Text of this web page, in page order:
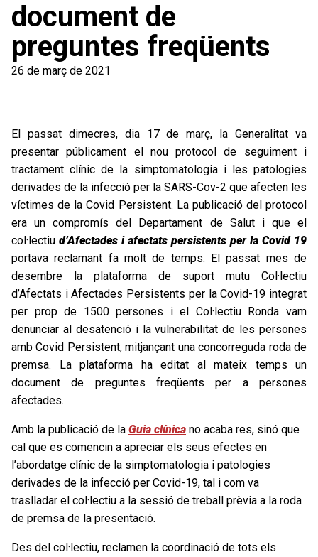
document de
preguntes freqüents
26 de març de 2021
El passat dimecres, dia 17 de març, la Generalitat va
presentar públicament el nou protocol de seguiment i
tractament clínic de la simptomatologia i les patologies
derivades de la infecció per la SARS-Cov-2 que afecten les
víctimes de la Covid Persistent. La publicació del protocol
era un compromís del Departament de Salut i que el
col·lectiu d’Afectades i afectats persistents per la Covid 19
portava reclamant fa molt de temps. El passat mes de
desembre la plataforma de suport mutu Col·lectiu
d’Afectats i Afectades Persistents per la Covid-19 integrat
per prop de 1500 persones i el Col·lectiu Ronda vam
denunciar al desatenció i la vulnerabilitat de les persones
amb Covid Persistent, mitjançant una concorreguda roda de
premsa. La plataforma ha editat al mateix temps un
document de preguntes freqüents per a persones
afectades.
Amb la publicació de la Guia clínica no acaba res, sinó que
cal que es comencin a apreciar els seus efectes en
l’abordatge clínic de la simptomatologia i patologies
derivades de la infecció per Covid-19, tal i com va
traslladar el col·lectiu a la sessió de treball prèvia a la roda
de premsa de la presentació.
Des del col·lectiu, reclamen la coordinació de tots els